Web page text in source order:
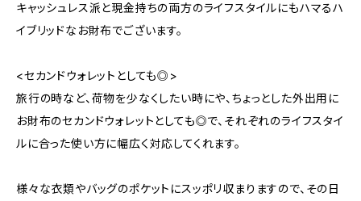
キャッシュレス派と現金持ちの両方のライフスタイルにもハマるハ
イブリッドなお財布でございます。
<セカンドウォレットとしても◎>
旅行の時など、荷物を少なくしたい時にや、ちょっとした外出用に
お財布のセカンドウォレットとしても◎で、それぞれのライフスタイ
ルに合った使い方に幅広く対応してくれます。
様々な衣類やバッグのポケットにスッポリ収まりますので、その日